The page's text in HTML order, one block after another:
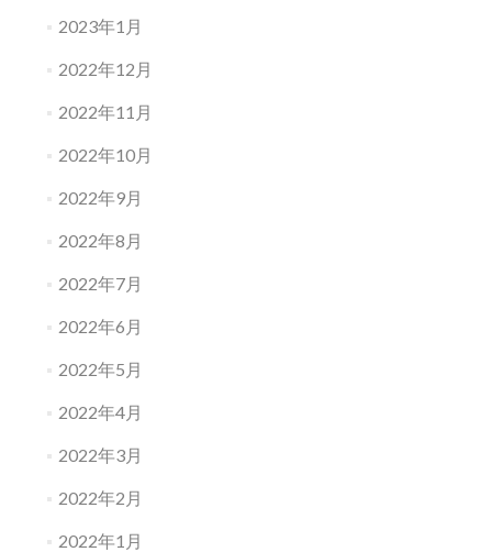
2023年1月
2022年12月
2022年11月
2022年10月
2022年9月
2022年8月
2022年7月
2022年6月
2022年5月
2022年4月
2022年3月
2022年2月
2022年1月